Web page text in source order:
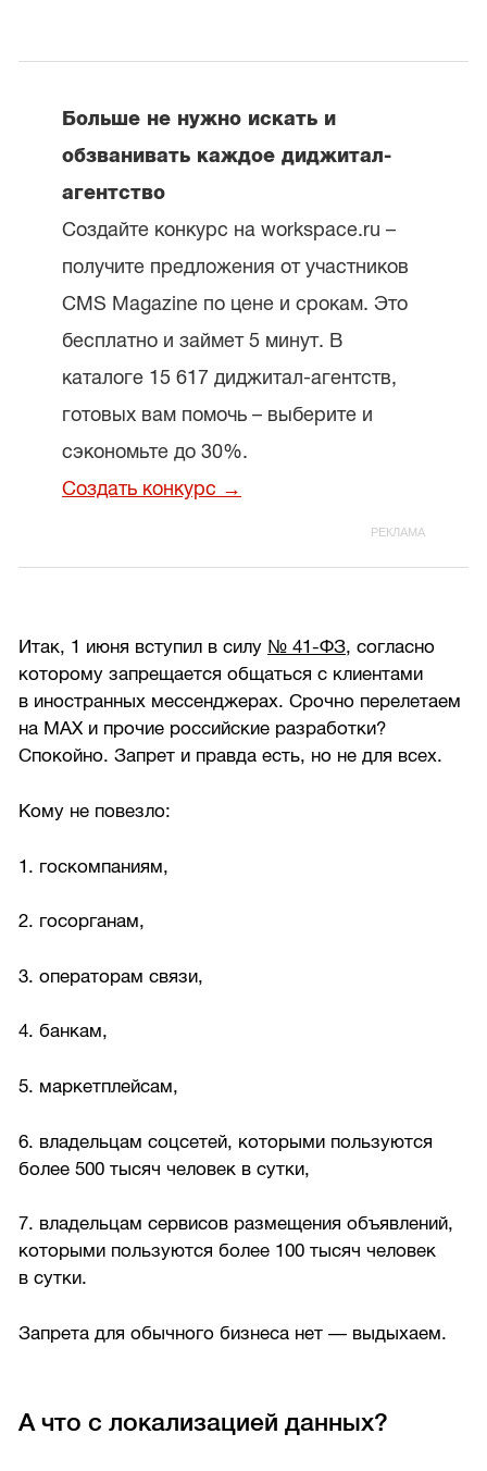
Больше не нужно искать и
обзванивать каждое диджитал-
агентство
Создайте конкурс на workspace.ru –
получите предложения от участников
CMS Magazine по цене и срокам. Это
бесплатно и займет 5 минут. В
каталоге 15 617 диджитал-агентств,
готовых вам помочь – выберите и
сэкономьте до 30%.
Создать конкурс →
Итак, 1 июня вступил в силу № 41-ФЗ, согласно
которому запрещается общаться с клиентами
в иностранных мессенджерах. Срочно перелетаем
на MAX и прочие российские разработки?
Спокойно. Запрет и правда есть, но не для всех.
Кому не повезло:
1. госкомпаниям,
2. госорганам,
3. операторам связи,
4. банкам,
5. маркетплейсам,
6. владельцам соцсетей, которыми пользуются
более 500 тысяч человек в сутки,
7. владельцам сервисов размещения объявлений,
которыми пользуются более 100 тысяч человек
в сутки.
Запрета для обычного бизнеса нет — выдыхаем.
А что с локализацией данных?